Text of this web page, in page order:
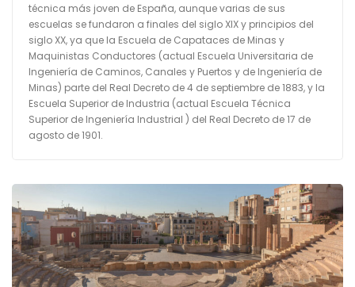
técnica más joven de España, aunque varias de sus
escuelas se fundaron a finales del siglo XIX y principios del
siglo XX, ya que la Escuela de Capataces de Minas y
Maquinistas Conductores (actual Escuela Universitaria de
Ingeniería de Caminos, Canales y Puertos y de Ingeniería de
Minas) parte del Real Decreto de 4 de septiembre de 1883, y la
Escuela Superior de Industria (actual Escuela Técnica
Superior de Ingeniería Industrial ) del Real Decreto de 17 de
agosto de 1901.